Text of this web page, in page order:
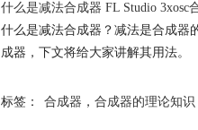
什么是减法合成器 FL Studio 3xosc
什么是减法合成器？减法是合成器
成器，下文将给大家讲解其用法。
标签： 合成器 ， 合成器的理论知识